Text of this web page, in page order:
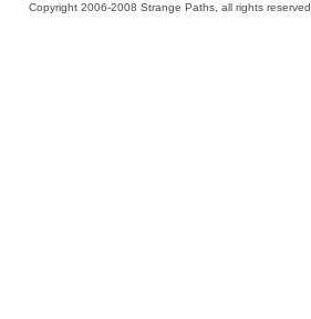
Copyright 2006-2008 Strange Paths, all rights reserved.